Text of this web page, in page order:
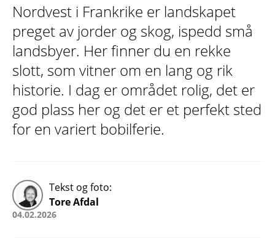
Nordvest i Frankrike er landskapet
preget av jorder og skog, ispedd små
landsbyer. Her finner du en rekke
slott, som vitner om en lang og rik
historie. I dag er området rolig, det er
god plass her og det er et perfekt sted
for en variert bobilferie.
Tekst og foto:
Tore Afdal
04.02.2026